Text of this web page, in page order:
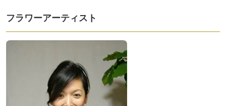
フラワーアーティスト